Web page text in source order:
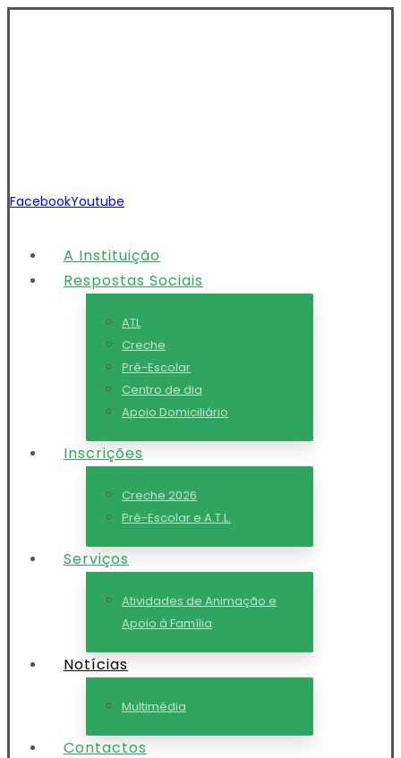
FacebookYoutube
A Instituição
Respostas Sociais
ATL
Creche
Pré-Escolar
Centro de dia
Apoio Domiciliário
Inscrições
Creche 2026
Pré-Escolar e A.T.L.
Serviços
Atividades de Animação e
Apoio à Família
Notícias
Multimédia
Contactos